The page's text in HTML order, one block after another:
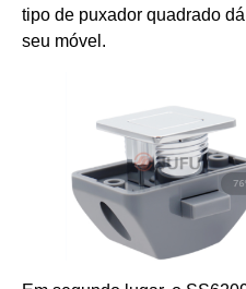
tipo de puxador quadrado
seu móvel.